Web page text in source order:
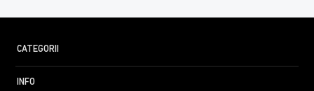
CATEGORII
INFO